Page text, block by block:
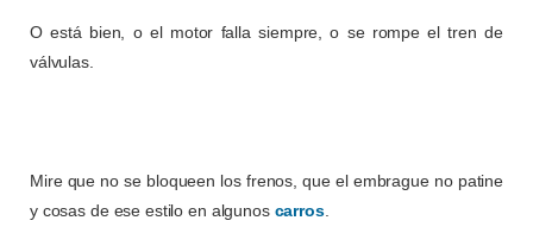
O está bien, o el motor falla siempre, o se rompe el tren de
válvulas.
Mire que no se bloqueen los frenos, que el embrague no patine
y cosas de ese estilo en algunoscarros.